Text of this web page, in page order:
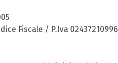
Fiscale / P.Iva 02437210996